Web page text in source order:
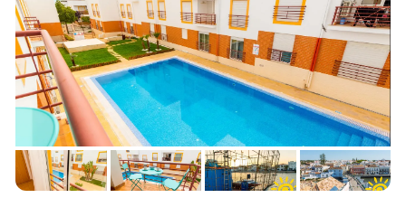
uitnodigende sfeer biedt. De elegante en eigentijdse inrichting
creëert e...